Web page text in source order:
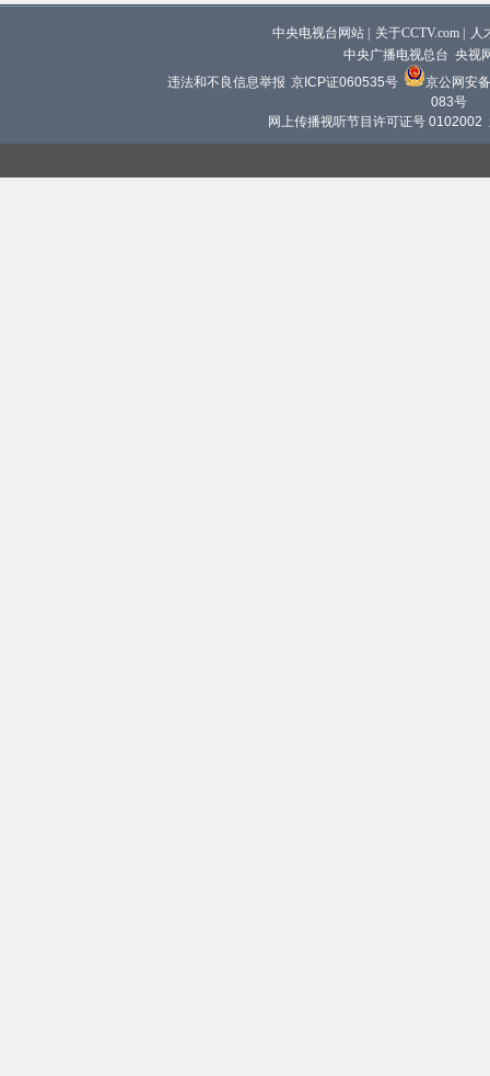
中央电视台网站 关于CCTV.com
人
中央广播电视总台 央视
违法和不良信息举报 京ICP证060535号
京公网安
083号
网上传播视听节目许可证号